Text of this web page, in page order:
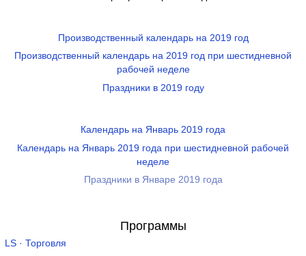
Производственный календарь на 2019 год
Производственный календарь на 2019 год при шестидневной
рабочей неделе
Праздники в 2019 году
Календарь на Январь 2019 года
Календарь на Январь 2019 года при шестидневной рабочей
неделе
Праздники в Январе 2019 года
Программы
LS · Торговля